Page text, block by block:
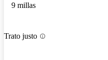
9 millas
Trato justo